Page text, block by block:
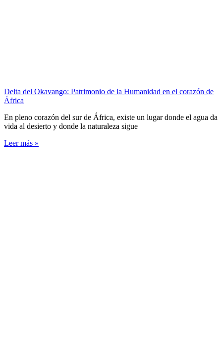
Delta del Okavango: Patrimonio de la Humanidad en el corazón de
África
En pleno corazón del sur de África, existe un lugar donde el agua da
vida al desierto y donde la naturaleza sigue
Leer más »